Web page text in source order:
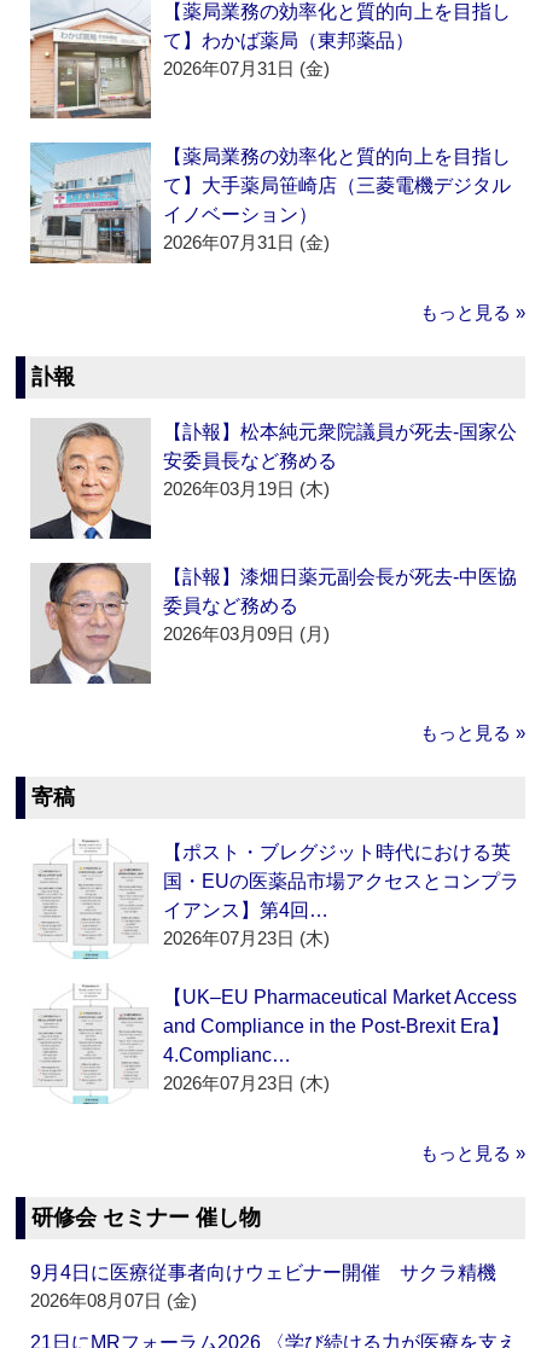
【薬局業務の効率化と質的向上を目指し
て】わかば薬局（東邦薬品）
2026年07月31日 (金)
【薬局業務の効率化と質的向上を目指し
て】大手薬局笹崎店（三菱電機デジタル
イノベーション）
2026年07月31日 (金)
もっと見る »
訃報
【訃報】松本純元衆院議員が死去‐国家公
安委員長など務める
2026年03月19日 (木)
【訃報】漆畑日薬元副会長が死去‐中医協
委員など務める
2026年03月09日 (月)
もっと見る »
寄稿
【ポスト・ブレグジット時代における英
国・EUの医薬品市場アクセスとコンプラ
イアンス】第4回…
2026年07月23日 (木)
【UK–EU Pharmaceutical Market Access
and Compliance in the Post-Brexit Era】
4.Complianc…
2026年07月23日 (木)
もっと見る »
研修会 セミナー 催し物
9月4日に医療従事者向けウェビナー開催 サクラ精機
2026年08月07日 (金)
21日にMRフォーラム2026 〈学び続ける力が医療を支え